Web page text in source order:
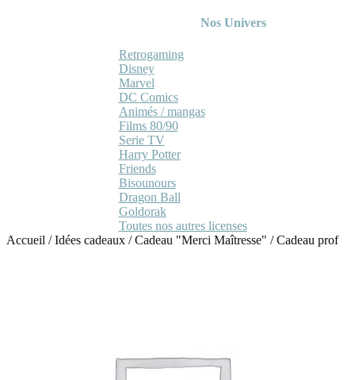
Nos Univers
Retrogaming
Disney
Marvel
DC Comics
Animés / mangas
Films 80/90
Serie TV
Harry Potter
Friends
Bisounours
Dragon Ball
Goldorak
Toutes nos autres licenses
Accueil /Idées cadeaux /Cadeau "Merci Maîtresse" /Cadeau prof